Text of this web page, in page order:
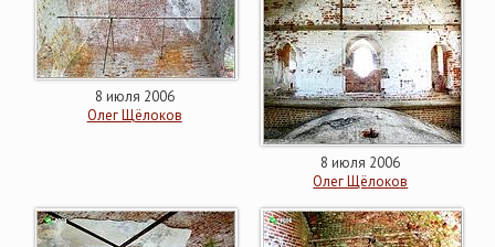
8 июля 2006
Олег Щёлоков
8 июля 2006
Олег Щёлоков